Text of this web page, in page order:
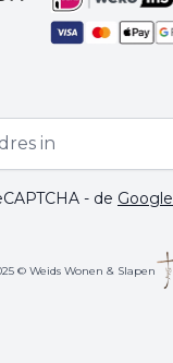
- de
© Weids Wonen & Slapen